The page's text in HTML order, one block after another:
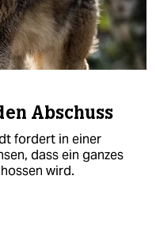
Abschuss
fordert in einer
dass ein ganzes
wird.